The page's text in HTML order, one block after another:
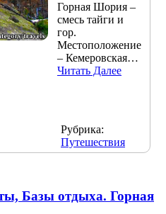
Горная Шория –
смесь тайги и
гор.
Местоположение
– Кемеровская…
Читать Далее
Рубрика:
Путешествия
Базы отдыха. Горная